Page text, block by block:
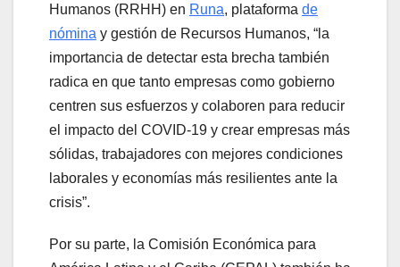
Humanos (RRHH) en Runa, plataforma de
nómina y gestión de Recursos Humanos, “la
importancia de detectar esta brecha también
radica en que tanto empresas como gobierno
centren sus esfuerzos y colaboren para reducir
el impacto del COVID-19 y crear empresas más
sólidas, trabajadores con mejores condiciones
laborales y economías más resilientes ante la
crisis”.
Por su parte, la Comisión Económica para